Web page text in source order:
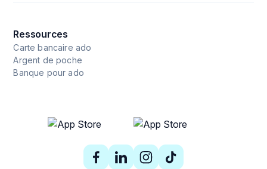
Ressources
Carte bancaire ado
Argent de poche
Banque pour ado